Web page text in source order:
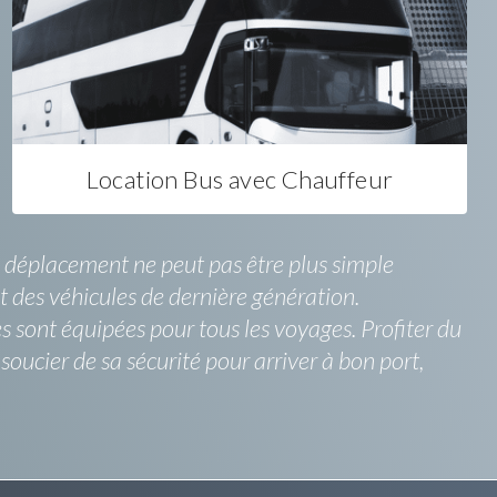
Location Bus avec Chauffeur
ne peut pas être plus simple
véhicules de dernière génération.
équipées pour tous les voyages. Profiter du
de sa sécurité pour arriver à bon port,